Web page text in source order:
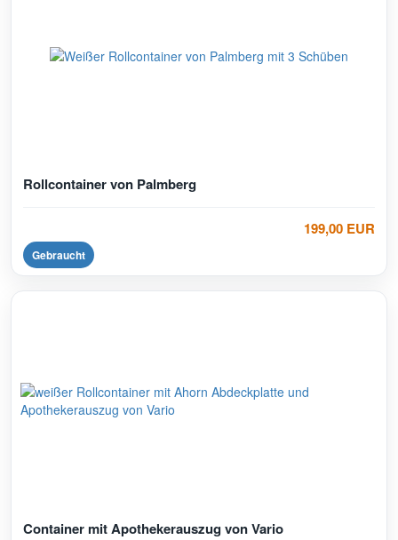
Rollcontainer von Palmberg
199,00 EUR
Gebraucht
Container mit Apothekerauszug von Vario